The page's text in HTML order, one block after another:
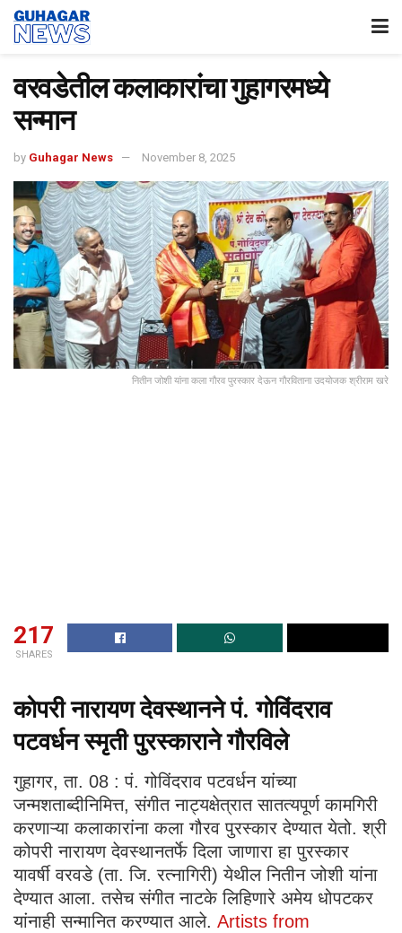
वरवडेतील कलाकारांचा गुहागरमध्ये
सन्मान
by Guhagar News November 8, 2025
नितीन जोशी यांना कला गौरव पुरस्कार देऊन गौरविताना उदयोजक श्रीराम खरे
217
SHARES
कोपरी नारायण देवस्थानने पं. गोविंदराव
पटवर्धन स्मृती पुरस्काराने गौरविले
गुहागर, ता. 08 : पं. गोविंदराव पटवर्धन यांच्या
जन्मशताब्दीनिमित्त, संगीत नाट्यक्षेत्रात सातत्यपूर्ण कामगिरी
करणाऱ्या कलाकारांना कला गौरव पुरस्कार देण्यात येतो. श्री
कोपरी नारायण देवस्थानतर्फे दिला जाणारा हा पुरस्कार
यावर्षी वरवडे (ता. जि. रत्नागिरी) येथील नितीन जोशी यांना
देण्यात आला. तसेच संगीत नाटके लिहिणारे अमेय धोपटकर
यांनाही सन्मानित करण्यात आले. Artists from